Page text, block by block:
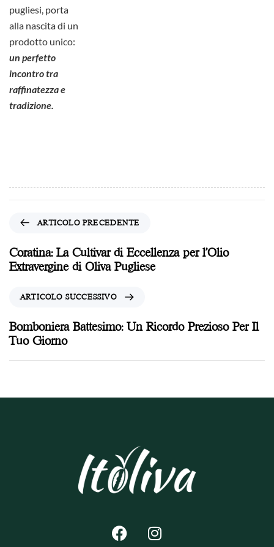
pugliesi, porta
alla nascita di un
prodotto unico:
un perfetto
incontro tra
raffinatezza e
tradizione.
ARTICOLO PRECEDENTE
Coratina: La Cultivar di Eccellenza per l’Olio
Extravergine di Oliva Pugliese
ARTICOLO SUCCESSIVO
Bomboniera Battesimo: Un Ricordo Prezioso Per Il
Tuo Giorno